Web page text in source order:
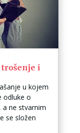
i
u kojem
odluke o
ne stvarnim
se složen